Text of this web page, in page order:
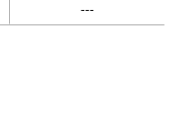
---